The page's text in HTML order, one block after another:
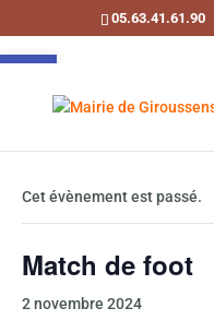
05.63.41.61.90
Cet évènement est passé.
Match de foot
2 novembre 2024
Ouvrir la barre d’outils